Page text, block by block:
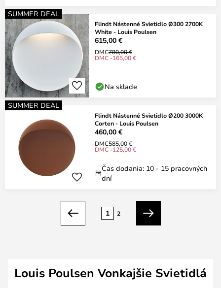
SUMMER DEAL
Flindt Nástenné Svietidlo Ø300 2700K
White - Louis Poulsen
615,00 €
DMC780,00 €
DMC -165,00 €
Na sklade
SUMMER DEAL
Flindt Nástenné Svietidlo Ø200 3000K
Corten - Louis Poulsen
460,00 €
DMC585,00 €
DMC -125,00 €
Čas dodania: 10 - 15 pracovných
dní
Predchádzajúci
1 2
Ďalší
Louis Poulsen Vonkajšie Svietidlá